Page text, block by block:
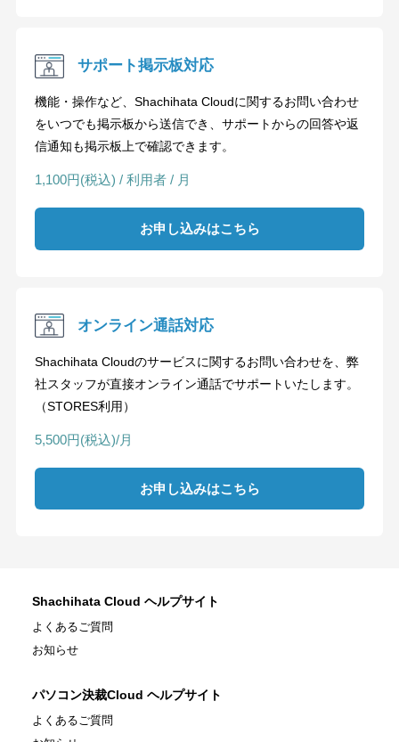
サポート掲示板対応
機能・操作など、Shachihata Cloudに関するお問い合わせ
をいつでも掲示板から送信でき、サポートからの回答や返
信通知も掲示板上で確認できます。
1,100円(税込) / 利用者 / 月
お申し込みはこちら
オンライン通話対応
Shachihata Cloudのサービスに関するお問い合わせを、弊
社スタッフが直接オンライン通話でサポートいたします。
（STORES利用）
5,500円(税込)/月
お申し込みはこちら
Shachihata Cloud ヘルプサイト
よくあるご質問
お知らせ
パソコン決裁Cloud ヘルプサイト
よくあるご質問